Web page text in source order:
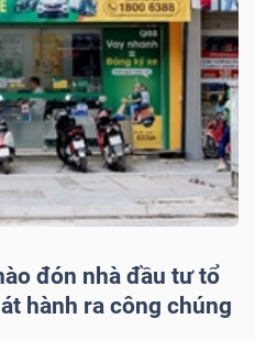
đón nhà đầu tư tổ
hành ra công chúng